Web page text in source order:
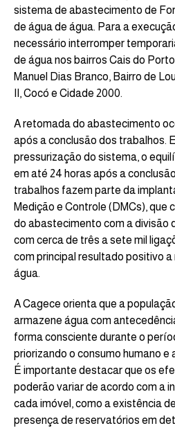
sistema de abastecimento de
de água de água. Para a
necessário interromper
de água nos bairros Cais do
Manuel Dias Branco, Bairro de
II, Cocó e Cidade 2000.
A retomada do abastecimento
após a conclusão dos trabalhos.
pressurização do sistema, o
em até 24 horas após a
trabalhos fazem parte da
Medição e Controle (DMCs), que
do abastecimento com a divisão
com cerca de três a sete mil
com principal resultado positivo
água.
A Cagece orienta que a
armazene água com
forma consciente durante o
priorizando o consumo humano e
É importante destacar que os
poderão variar de acordo com a
cada imóvel, como a existência
presença de reservatórios em